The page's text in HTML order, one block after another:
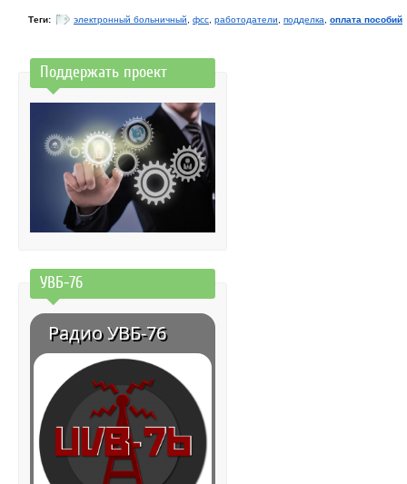
Теги: электронный больничный фсс работодатели подделка оплата пособий
Поддержать проект
УВБ-76
Радио УВБ-76